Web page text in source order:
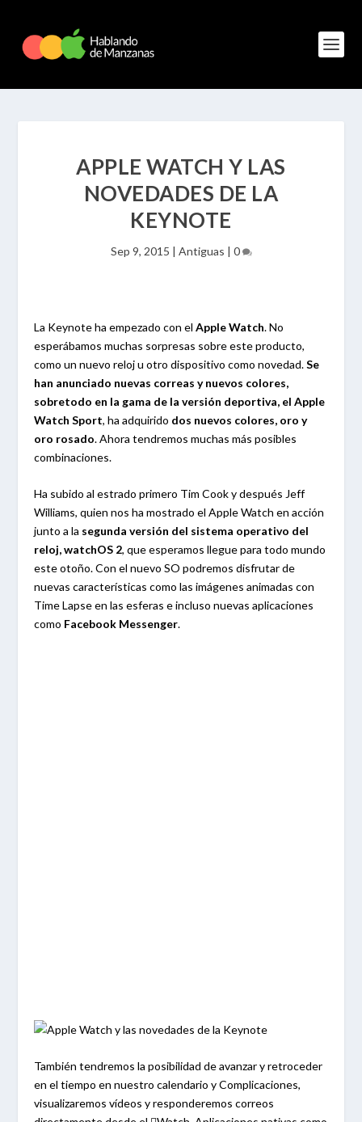
APPLE WATCH Y LAS
NOVEDADES DE LA
KEYNOTE
Sep 9, 2015 | Antiguas | 0
La Keynote ha empezado con elApple Watch. No
esperábamos muchas sorpresas sobre este producto,
como un nuevo reloj u otro dispositivo como novedad.Se
han anunciado nuevas correas y nuevos colores,
sobretodo en la gama de la versión deportiva, el Apple
Watch Sport, ha adquirido dos nuevos colores, oro y
oro rosado. Ahora tendremos muchas más posibles
combinaciones.
Ha subido al estrado primero Tim Cook y después Jeff
Williams, quien nos ha mostrado el Apple Watch en acción
junto a la segunda versión del sistema operativo del
reloj, watchOS 2, que esperamos llegue para todo mundo
este otoño. Con el nuevo SO podremos disfrutar de
nuevas características como las imágenes animadas con
Time Lapse en las esferas e incluso nuevas aplicaciones
como Facebook Messenger.
También tendremos la posibilidad de avanzar y retroceder
en el tiempo en nuestro calendario y Complicaciones,
visualizaremos vídeos y responderemos correos